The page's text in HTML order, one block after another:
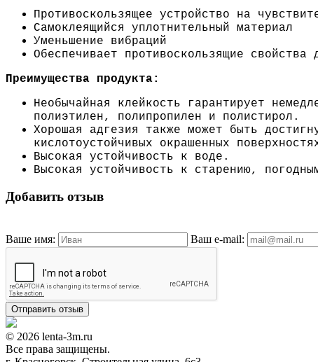
Противоскользящее устройство на
Самоклеящийся уплотнительный материал
Уменьшение вибраций
Обеспечивает противоскользящие
Преимущества продукта:
Необычайная клейкость гарантирует
полиэтилен, полипропилен и полистирол.
Хорошая адгезия также может быть
кислотоустойчивых окрашенных
Высокая устойчивость к воде.
Высокая устойчивость к старению,
Добавить отзыв
Ваше имя: Ваш e-mail:
© 2026 lenta-3m.ru
Все права защищены.